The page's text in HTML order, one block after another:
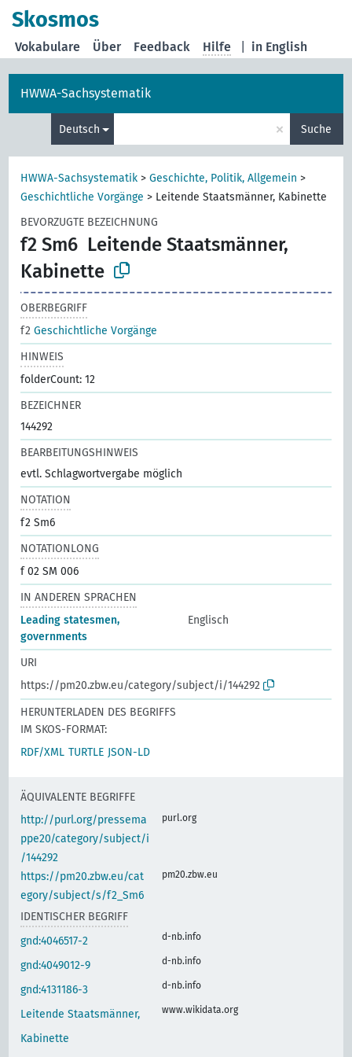
Skosmos
in English
Vokabulare Über Feedback Hilfe
HWWA-Sachsystematik
Deutsch × Suche
HWWA-Sachsystematik >Geschichte, Politik, Allgemein >
Geschichtliche Vorgänge > Leitende Staatsmänner, Kabinette
BEVORZUGTE BEZEICHNUNG
f2 Sm6 Leitende Staatsmänner,
Kabinette
OBERBEGRIFF
f2Geschichtliche Vorgänge
HINWEIS
folderCount: 12
BEZEICHNER
144292
BEARBEITUNGSHINWEIS
evtl. Schlagwortvergabe möglich
NOTATION
f2 Sm6
NOTATIONLONG
f 02 SM 006
IN ANDEREN SPRACHEN
Leading statesmen,
governments
Englisch
URI
https://pm20.zbw.eu/category/subject/i/144292
HERUNTERLADEN DES BEGRIFFS
IM SKOS-FORMAT:
RDF/XML TURTLE JSON-LD
ÄQUIVALENTE BEGRIFFE
http://purl.org/pressema
ppe20/category/subject/i
/144292
purl.org
https://pm20.zbw.eu/cat
egory/subject/s/f2_Sm6
pm20.zbw.eu
IDENTISCHER BEGRIFF
gnd:4046517-2
d-nb.info
gnd:4049012-9 d-nb.info
gnd:4131186-3 d-nb.info
Leitende Staatsmänner,
Kabinette
www.wikidata.org